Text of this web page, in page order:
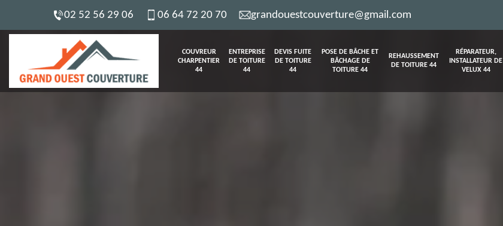
02 52 56 29 06 06 64 72 20 70 grandouestcouverture@gmail.com
COUVREUR
CHARPENTIER
44
ENTREPRISE
DE TOITURE
44
DEVIS FUITE
DE TOITURE
44
POSE DE BÂCHE ET
BÂCHAGE DE
TOITURE 44
REHAUSSEMENT
DE TOITURE 44
RÉPARATEUR,
INSTALLATEUR DE
VELUX 44